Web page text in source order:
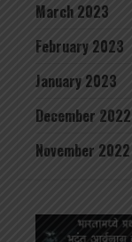
March 2023
February 2023
January 2023
December 2022
November 2022